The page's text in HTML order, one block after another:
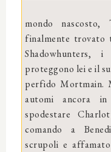
mondo
finalmente trovato
Shadowhunters,
proteggono lei e il
perfido Mortmain.
automi ancora
spodestare
comando a
scrupoli e